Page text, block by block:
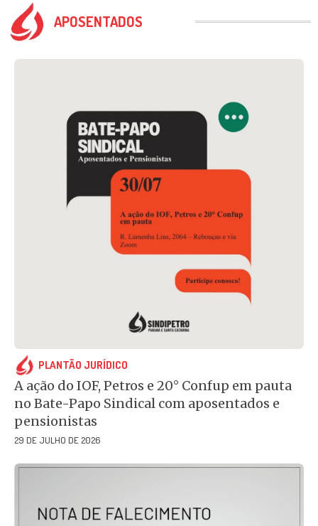
APOSENTADOS
PLANTÃO JURÍDICO
A ação do IOF, Petros e 20° Confup em pauta
no Bate-Papo Sindical com aposentados e
pensionistas
29 DE JULHO DE 2026